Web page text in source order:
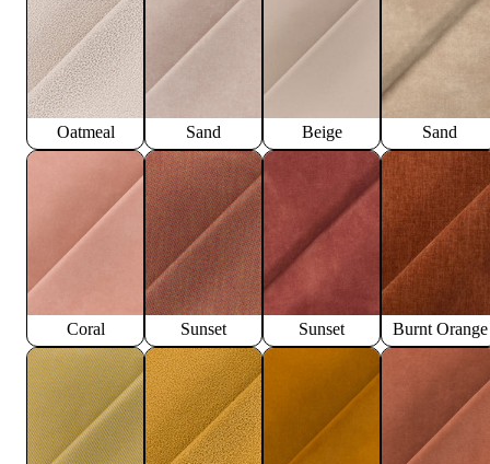
Oatmeal Sand Beige Sand
Coral Sunset Sunset Burnt Orange